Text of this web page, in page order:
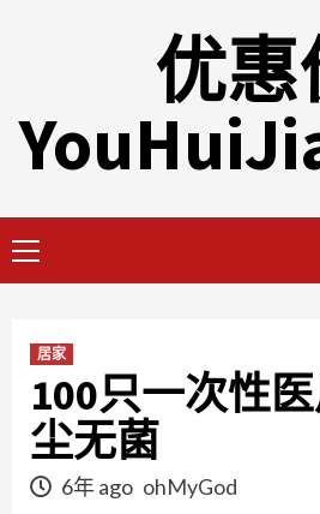
优惠
Menu
居家
100只一次性
尘无菌
6年 ago ohMyGod